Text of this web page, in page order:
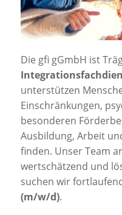
Jobportal
Presse und Medien
bbw e. V.
Karriere
Presse
News Archiv
Die gfi gGmbH ist
unterstützen
Einschränkungen,
besonderen
Ausbildung, Arbeit
finden. Unser Team
wertschätzend und
suchen wir
(m/w/d).